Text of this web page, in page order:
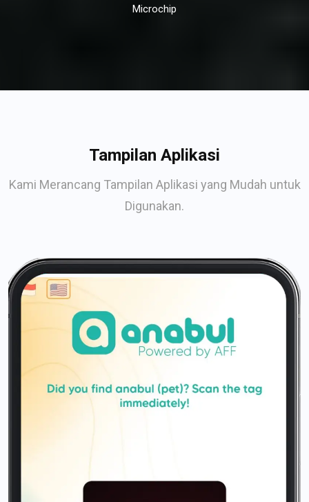
Microchip
Tampilan Aplikasi
Kami Merancang Tampilan Aplikasi yang Mudah untuk
Digunakan.